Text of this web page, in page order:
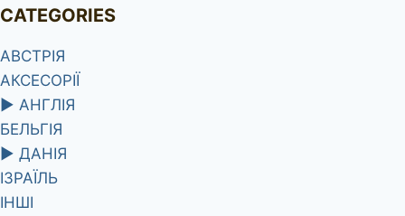
CATEGORIES
АВСТРІЯ
АКСЕСОРІЇ
► АНГЛІЯ
БЕЛЬГІЯ
► ДАНІЯ
ІЗРАЇЛЬ
ІНШІ